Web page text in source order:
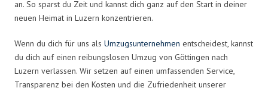
an. So sparst du Zeit und kannst dich ganz auf den Start in deiner
neuen Heimat in Luzern konzentrieren.
Wenn du dich für uns als Umzugsunternehmen entscheidest, kannst
du dich auf einen reibungslosen Umzug von Göttingen nach
Luzern verlassen. Wir setzen auf einen umfassenden Service,
Transparenz bei den Kosten und die Zufriedenheit unserer